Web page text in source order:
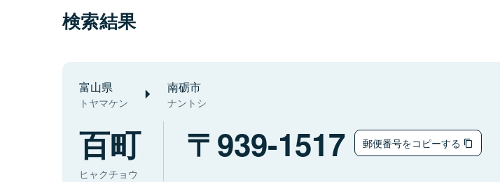
検索結果
富山県
トヤマケン
南砺市
ナントシ
百町
ヒャクチョウ
939-1517 郵便番号をコピーする